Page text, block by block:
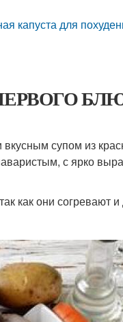
капуста для
супом из
с ярко
как они согревают